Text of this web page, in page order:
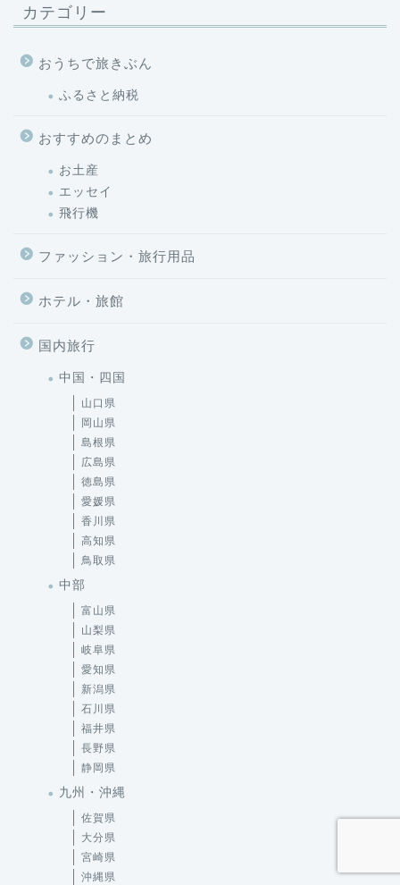
カテゴリー
おうちで旅きぶん
ふるさと納税
おすすめのまとめ
お土産
エッセイ
飛行機
ファッション・旅行用品
ホテル・旅館
国内旅行
中国・四国
山口県
岡山県
島根県
広島県
徳島県
愛媛県
香川県
高知県
鳥取県
中部
富山県
山梨県
岐阜県
愛知県
新潟県
石川県
福井県
長野県
静岡県
九州・沖縄
佐賀県
大分県
宮崎県
沖縄県